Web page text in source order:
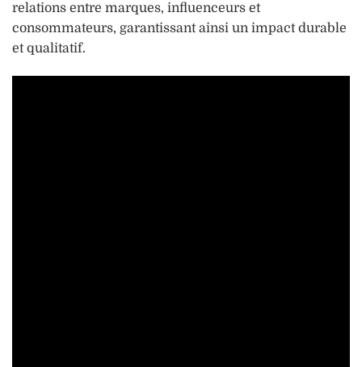
relations entre marques, influenceurs et
consommateurs, garantissant ainsi un impact durable
et qualitatif.